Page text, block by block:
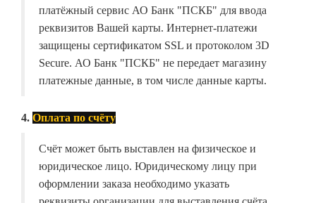
платёжный сервис АО Банк "ПСКБ" для ввода
реквизитов Вашей карты. Интернет-платежи
защищены сертификатом SSL и протоколом 3D
Secure. АО Банк "ПСКБ" не передает магазину
платежные данные, в том числе данные карты.
4. Оплата по счёту
Счёт может быть выставлен на физическое и
юридическое лицо. Юридическому лицу при
оформлении заказа необходимо указать